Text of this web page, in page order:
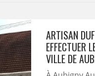
ARTISAN
EFFECTUER
VILLE DE